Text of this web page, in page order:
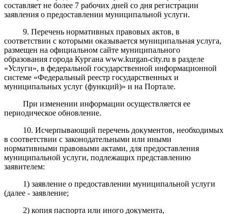
составляет не более 7 рабочих дней со дня регистрации
заявления о предоставлении муниципальной услуги.
9. Перечень нормативных правовых актов, в
соответствии с которыми оказывается муниципальная услуга,
размещен на официальном сайте муниципального
образования города Кургана www.kurgan-city.ru в разделе
«Услуги», в федеральной государственной информационной
системе «Федеральный реестр государственных и
муниципальных услуг (функций)» и на Портале.
При изменении информации осуществляется ее
периодическое обновление.
10. Исчерпывающий перечень документов, необходимых
в соответствии с законодательными или иными
нормативными правовыми актами, для предоставления
муниципальной услуги, подлежащих представлению
заявителем:
1) заявление о предоставлении муниципальной услуги
(далее - заявление;
2) копия паспорта или иного документа,